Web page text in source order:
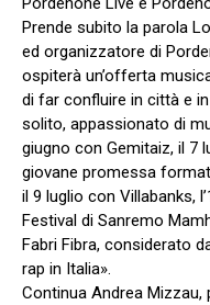
Prende subito la parola
ed organizzatore di
ospiterà un’offerta
di far confluire in città e
solito, appassionato di
giugno con Gemitaiz, il 7
giovane promessa
il 9 luglio con Villabanks,
Festival di Sanremo
Fabri Fibra, considerato
rap in Italia».
Continua Andrea Mizzau,